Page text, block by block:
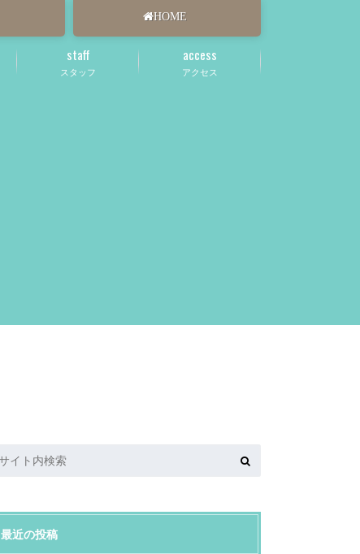
HOME
スタッフ
staff
アクセス
access
最近の投稿